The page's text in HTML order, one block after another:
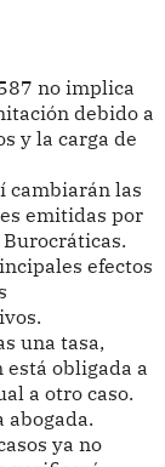
no implica
debido a
y la carga de
cambiarán las
emitidas por
efectos
una tasa,
obligada a
a otro caso.
abogada.
ya no